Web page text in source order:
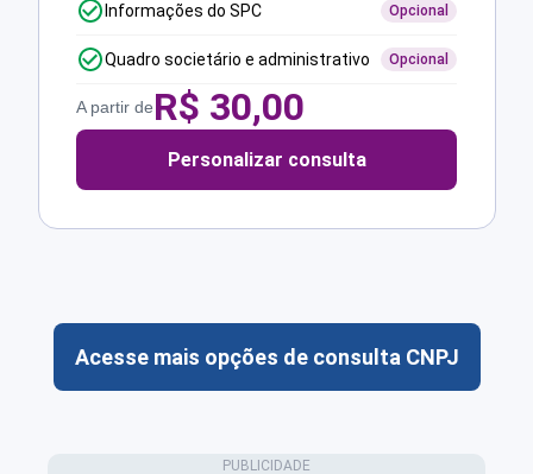
Informações do SPC Opcional
Quadro societário e administrativo Opcional
A partir deR$ 30,00
Personalizar consulta
Acesse mais opções de consulta CNPJ